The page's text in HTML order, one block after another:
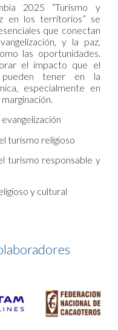
2025 “Turismo y
en los territorios” se
que conectan
y la paz,
las oportunidades.
el impacto que el
pueden tener en la
especialmente en
turismo religioso
turismo responsable y
y cultural